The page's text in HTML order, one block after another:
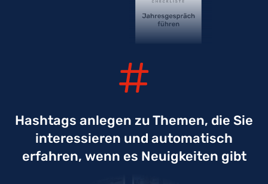
Hashtags anlegen zu Themen, die Sie
interessieren und automatisch
erfahren, wenn es Neuigkeiten gibt